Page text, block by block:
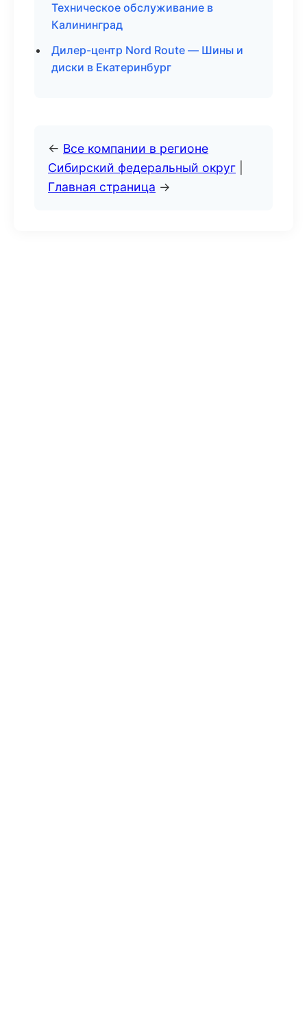
Техническое обслуживание в
Калининград
Дилер-центр Nord Route — Шины и
диски в Екатеринбург
← Все компании в регионе
Сибирский федеральный округ
Главная страница →